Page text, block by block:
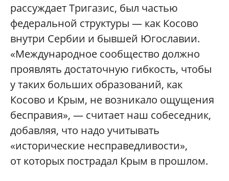
рассуждает Тригазис, был частью
федеральной структуры — как Косово
внутри Сербии и бывшей Югославии.
«Международное сообщество должно
проявлять достаточную гибкость, чтобы
у таких больших образований, как
Косово и Крым, не возникало ощущения
бесправия», — считает наш собеседник,
добавляя, что надо учитывать
«исторические несправедливости»,
от которых пострадал Крым в прошлом.